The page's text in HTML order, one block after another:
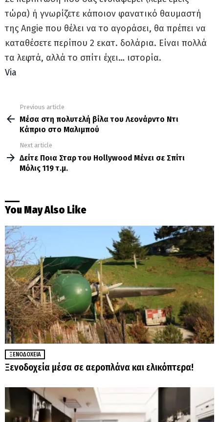
τώρα) ή γνωρίζετε κάποιον φανατικό θαυμαστή
της Angie που θέλει να το αγοράσει, θα πρέπει να
καταθέσετε περίπου 2 εκατ. δολάρια. Είναι πολλά
τα λεφτά, αλλά το σπίτι έχει… ιστορία.
Via
more
Previous article
Μέσα στη πολυτελή βίλα του Λεονάρντο Ντι
Κάπριο στο Μαλιμπού
Next article
Δείτε Ποια Σταρ του Hollywood Μένει σε Σπίτι
Μόλις 119 τ.μ.
You May Also Like
ΞΕΝΟΔΟΧΕΊΑ
Ξενοδοχεία μέσα σε αεροπλάνα και ελικόπτερα!